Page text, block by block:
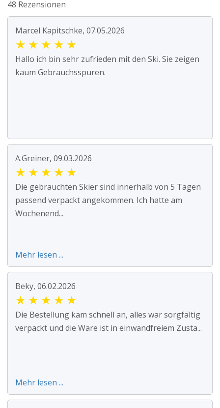
48 Rezensionen
Marcel Kapitschke, 07.05.2026
★ ★ ★ ★ ★
Hallo ich bin sehr zufrieden mit den Ski. Sie zeigen
kaum Gebrauchsspuren.
A.Greiner, 09.03.2026
★ ★ ★ ★ ★
Die gebrauchten Skier sind innerhalb von 5 Tagen
passend verpackt angekommen. Ich hatte am
Wochenend...
Mehr lesen ...
Beky, 06.02.2026
★ ★ ★ ★ ★
Die Bestellung kam schnell an, alles war sorgfältig
verpackt und die Ware ist in einwandfreiem Zusta...
Mehr lesen ...